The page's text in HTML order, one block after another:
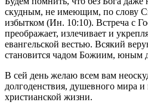
скудным, не имеющим, по слову
избытком (Ин. 10:10). Встреча с
преображает, излечивает и
евангельской вестью. Всякий
становится чадом Божиим, юным
В сей день желаю всем вам
долгоденствия, душевного мира
христианской жизни.